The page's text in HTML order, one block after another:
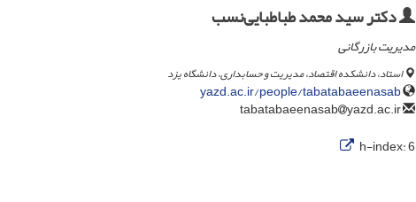
دکتر سید محمد طباطبایی‌نسب
مدیریت بازرگانی
استاد، دانشکده اقتصاد، مدیریت و حسابداری، دانشگاه یزد
yazd.ac.ir/people/tabatabaeenasab
yazd.ac.ir
h-index:6